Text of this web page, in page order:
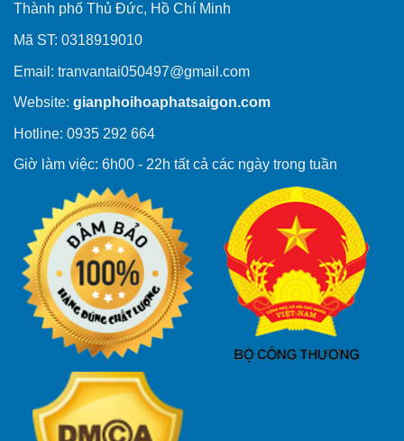
Thành phố Thủ Đức, Hồ Chí Minh
Mã ST: 0318919010
Email: tranvantai050497@gmail.com
Website: gianphoihoaphatsaigon.com
Hotline: 0935 292 664
Giờ làm việc: 6h00 - 22h tất cả các ngày trong tuần